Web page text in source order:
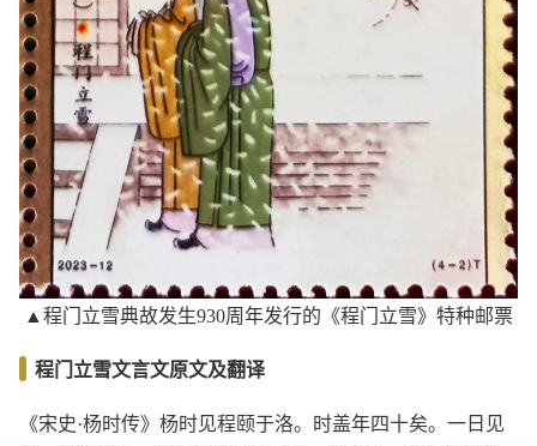
▲程门立雪典故发生930周年发行的《程门立雪》特种邮票
程门立雪文言文原文及翻译
《宋史·杨时传》杨时见程颐于洛。时盖年四十矣。一日见